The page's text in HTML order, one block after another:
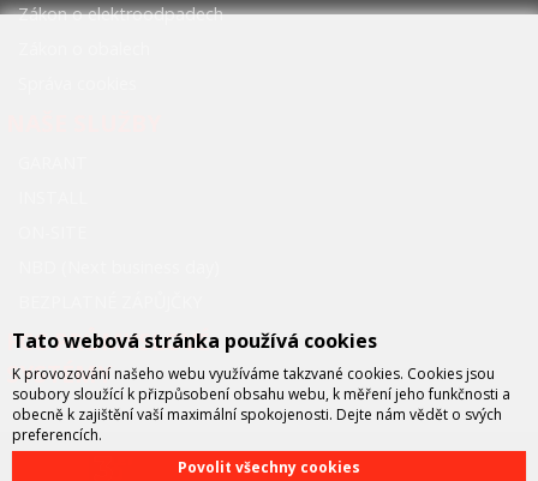
Zákon o elektroodpadech
FCC PRŮMYSLOVÉ
SYSTÉMY
Tato webová stránka používá cookies
K provozování našeho webu využíváme takzvané cookies. Cookies jsou
soubory sloužící k přizpůsobení obsahu webu, k měření jeho funkčnosti a
obecně k zajištění vaší maximální spokojenosti. Dejte nám vědět o svých
preferencích.
Povolit všechny cookies